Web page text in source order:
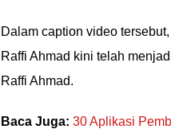
Dalam caption video
Raffi Ahmad kini telah
Raffi Ahmad.
Baca Juga: 30 Aplikasi